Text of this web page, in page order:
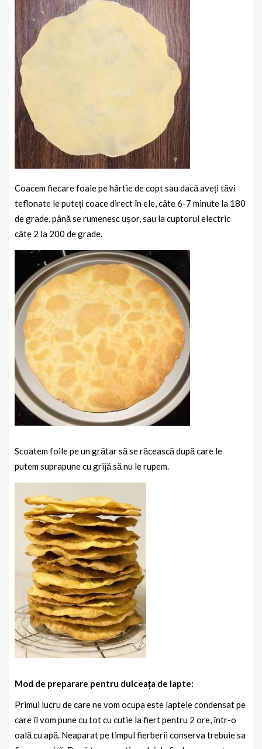
Coacem fiecare foaie pe hârtie de copt sau dacă aveți tăvi
teflonate le puteți coace direct în ele, câte 6-7 minute la 180
de grade, până se rumenesc ușor, sau la cuptorul electric
câte 2 la 200 de grade.
Scoatem foile pe un grătar să se răcească după care le
putem suprapune cu grijă să nu le rupem.
Mod de preparare pentru dulceața de lapte:
Primul lucru de care ne vom ocupa este laptele condensat pe
care îl vom pune cu tot cu cutie la fiert pentru 2 ore, într-o
oală cu apă. Neaparat pe timpul fierberii conserva trebuie sa